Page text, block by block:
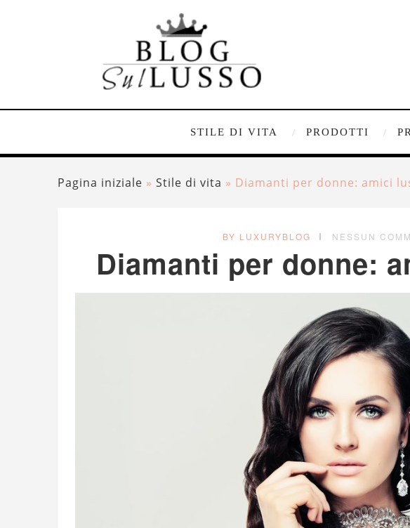
STILE DI VITA PRODOTTI
Pagina iniziale » Stile di vita » Diamanti per donne: amici
BY LUXURYBLOG NESSUN
Diamanti per donne: